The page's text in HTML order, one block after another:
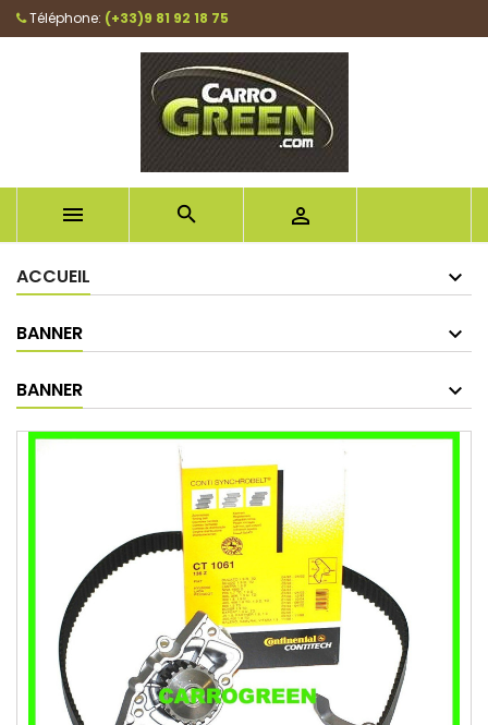
Téléphone: (+33)9 81 92 18 75
  
ACCUEIL
BANNER
BANNER